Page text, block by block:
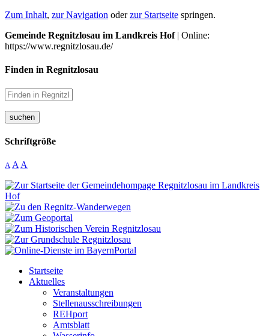
Zum Inhalt, zur Navigation oderzur Startseite springen.
Gemeinde Regnitzlosau im Landkreis Hof| Online:
https://www.regnitzlosau.de/
Finden in Regnitzlosau
suchen
Schriftgröße
A A A
Startseite
Aktuelles
Veranstaltungen
Stellenausschreibungen
REHport
Amtsblatt